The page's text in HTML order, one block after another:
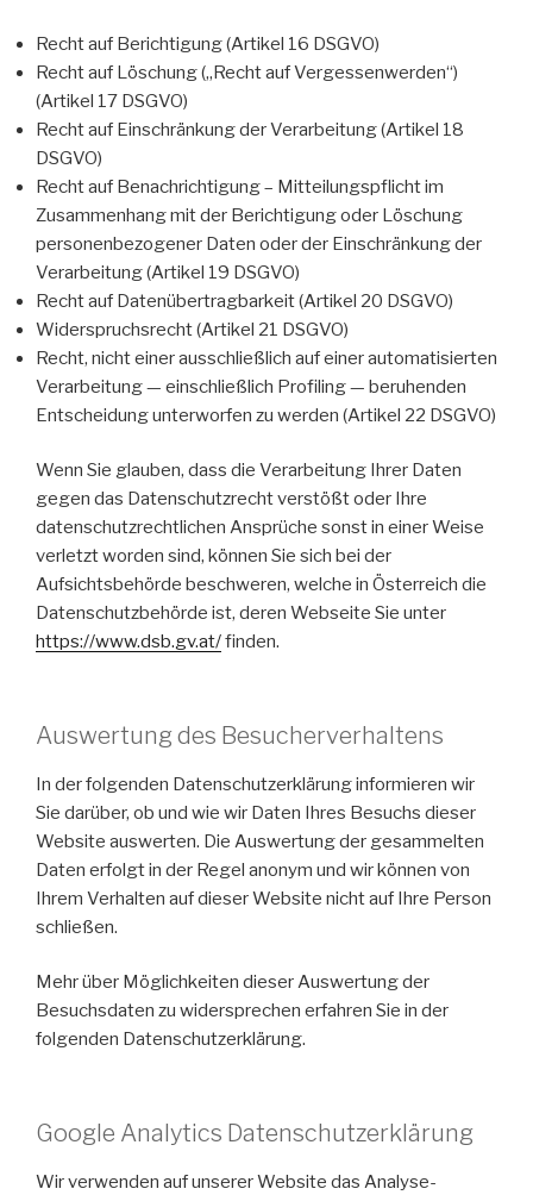
Recht auf Berichtigung (Artikel 16 DSGVO)
Recht auf Löschung („Recht auf Vergessenwerden“)
(Artikel 17 DSGVO)
Recht auf Einschränkung der Verarbeitung (Artikel 18
DSGVO)
Recht auf Benachrichtigung – Mitteilungspflicht im
Zusammenhang mit der Berichtigung oder Löschung
personenbezogener Daten oder der Einschränkung der
Verarbeitung (Artikel 19 DSGVO)
Recht auf Datenübertragbarkeit (Artikel 20 DSGVO)
Widerspruchsrecht (Artikel 21 DSGVO)
Recht, nicht einer ausschließlich auf einer automatisierten
Verarbeitung — einschließlich Profiling — beruhenden
Entscheidung unterworfen zu werden (Artikel 22 DSGVO)
Wenn Sie glauben, dass die Verarbeitung Ihrer Daten
gegen das Datenschutzrecht verstößt oder Ihre
datenschutzrechtlichen Ansprüche sonst in einer Weise
verletzt worden sind, können Sie sich bei der
Aufsichtsbehörde beschweren, welche in Österreich die
Datenschutzbehörde ist, deren Webseite Sie unter
https://www.dsb.gv.at/finden.
Auswertung des Besucherverhaltens
In der folgenden Datenschutzerklärung informieren wir
Sie darüber, ob und wie wir Daten Ihres Besuchs dieser
Website auswerten. Die Auswertung der gesammelten
Daten erfolgt in der Regel anonym und wir können von
Ihrem Verhalten auf dieser Website nicht auf Ihre Person
schließen.
Mehr über Möglichkeiten dieser Auswertung der
Besuchsdaten zu widersprechen erfahren Sie in der
folgenden Datenschutzerklärung.
Google Analytics Datenschutzerklärung
Wir verwenden auf unserer Website das Analyse-